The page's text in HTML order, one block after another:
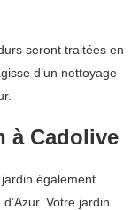
seront traitées en
d’un nettoyage
à Cadolive
également.
Votre jardin